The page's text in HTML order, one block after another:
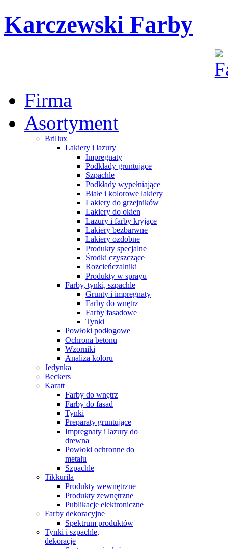
Karczewski Farby
Firma
Asortyment
Brillux
Lakiery i lazury
Impregnaty
Podkłady gruntujące
Szpachle
Podkłady wypełniające
Białe i kolorowe lakiery
Lakiery do grzejników
Lakiery do okien
Lazury i farby kryjące
Lakiery bezbarwne
Lakiery ozdobne
Produkty specjalne
Środki czyszczące
Rozcieńczalniki
Produkty w sprayu
Farby, tynki, szpachle
Grunty i impregnaty
Farby do wnętrz
Farby fasadowe
Tynki
Powłoki podłogowe
Ochrona betonu
Wzorniki
Analiza koloru
Jedynka
Beckers
Karatt
Farby do wnętrz
Farby do fasad
Tynki
Preparaty gruntujące
Impregnaty i lazury do
drewna
Powłoki ochronne do
metalu
Szpachle
Tikkurila
Produkty wewnętrzne
Produkty zewnętrzne
Publikacje elektroniczne
Farby dekoracyjne
Spektrum produktów
Tynki i szpachle,
dekoracje